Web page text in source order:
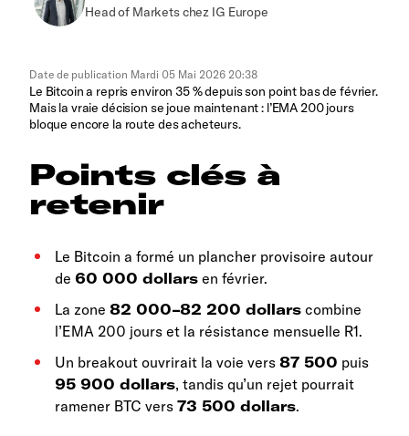
Head of Markets chez IG Europe
Date de publication Mardi 05 Mai 2026 20:38
Le Bitcoin a repris environ 35 % depuis son point bas de février.
Mais la vraie décision se joue maintenant : l’EMA 200 jours
bloque encore la route des acheteurs.
Points clés à
retenir
Le Bitcoin a formé un plancher provisoire autour
de 60 000 dollars en février.
La zone 82 000–82 200 dollars combine
l’EMA 200 jours et la résistance mensuelle R1.
Un breakout ouvrirait la voie vers 87 500 puis
95 900 dollars, tandis qu’un rejet pourrait
ramener BTC vers 73 500 dollars.